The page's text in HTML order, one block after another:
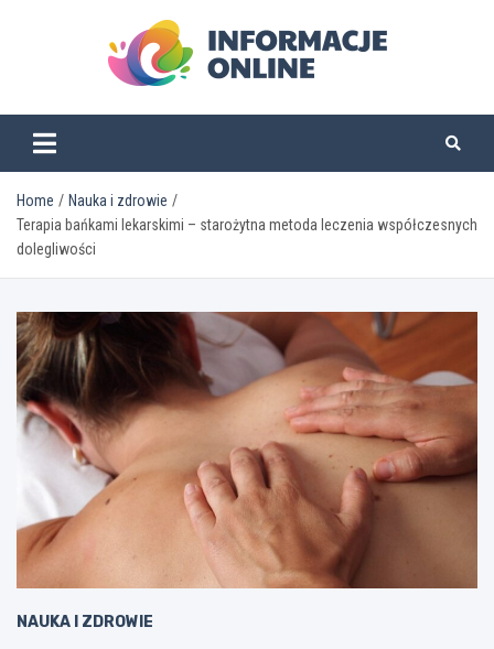
informacjeonline.pl
Home
Nauka i zdrowie
Terapia bańkami lekarskimi – starożytna metoda leczenia współczesnych
dolegliwości
NAUKA I ZDROWIE